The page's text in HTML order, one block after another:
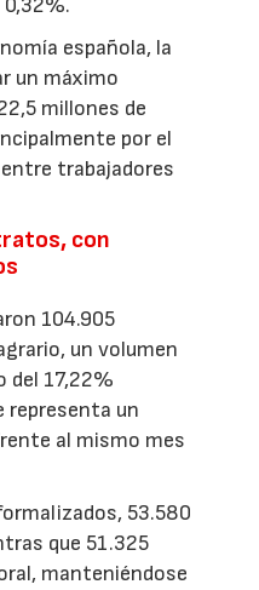
española, la
un máximo
millones de
por el
trabajadores
con
104.905
un volumen
del 17,22%
representa un
al mismo mes
53.580
que 51.325
manteniéndose